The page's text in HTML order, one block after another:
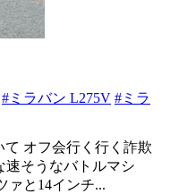
#ミラバン L275V #ミラ
オフ会行く行く詐欺
速そうなバトルマシ
ァと14インチ...